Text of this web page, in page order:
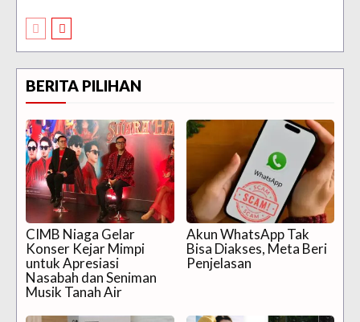
BERITA PILIHAN
CIMB Niaga Gelar
Konser Kejar Mimpi
untuk Apresiasi
Nasabah dan Seniman
Musik Tanah Air
Akun WhatsApp Tak
Bisa Diakses, Meta Beri
Penjelasan